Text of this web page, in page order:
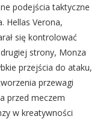
podejścia taktyczne
Hellas Verona,
się kontrolować
strony, Monza
przejścia do ataku,
przewagi
przed meczem
w kreatywności